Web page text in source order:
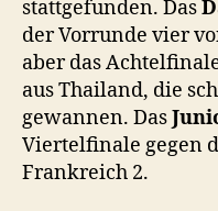
stattgefunden. Das
der Vorrunde vier
aber das
aus Thailand, die
gewannen. Das
Viertelfinale gegen
Frankreich 2.